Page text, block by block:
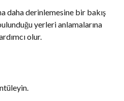
daha derinlemesine bir bakış
yerleri anlamalarına
olur.